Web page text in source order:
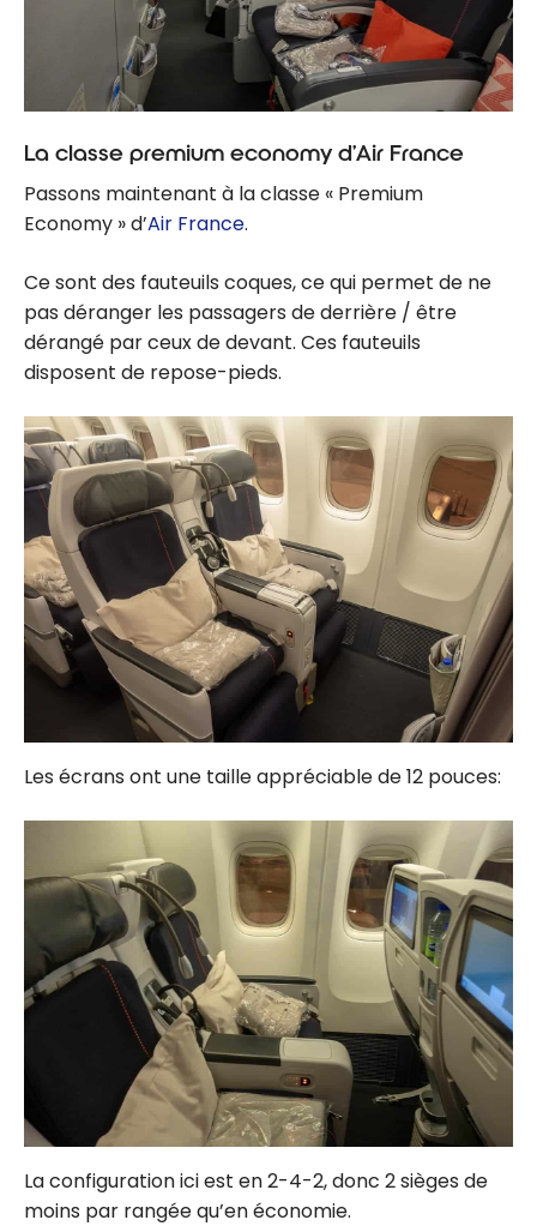
La classe premium economy d’Air France
Passons maintenant à la classe « Premium
Economy » d’Air France.
Ce sont des fauteuils coques, ce qui permet de ne
pas déranger les passagers de derrière / être
dérangé par ceux de devant. Ces fauteuils
disposent de repose-pieds.
Les écrans ont une taille appréciable de 12 pouces:
La configuration ici est en 2-4-2, donc 2 sièges de
moins par rangée qu’en économie.